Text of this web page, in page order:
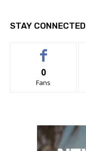
STAY CONNECTED
0
Fans